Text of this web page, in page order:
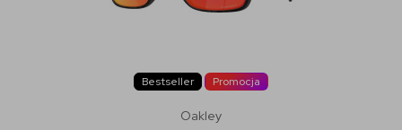
Bestseller Promocja
Oakley